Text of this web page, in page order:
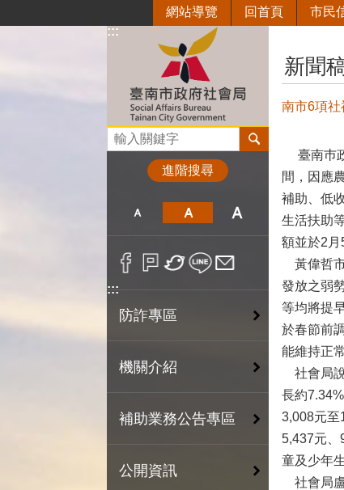
:::
網站導覽 回首頁 市民
搜尋
進階搜尋
:::
防詐專區
機關介紹
補助業務公告專區
公開資訊
新聞
南市6項社
臺南巿
間，因應
補助、低
生活扶助
額並於2月
黃偉哲市
發放之弱
等均將提
於春節前
能維持正
社會局
長約
3,008元至
5,437元、
童及少年
社會局